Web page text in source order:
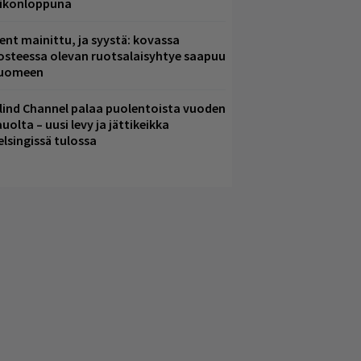
mainittu, ja syystä: kovassa
olevan ruotsalaisyhtye saapuu
Channel palaa puolentoista vuoden
– uusi levy ja jättikeikka
tulossa